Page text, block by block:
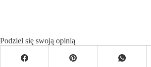
Podziel się swoją opinią